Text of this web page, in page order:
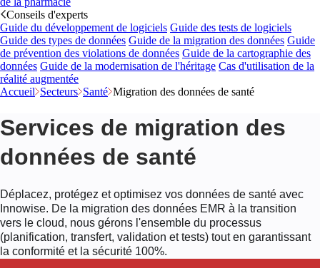
Conseils d'experts
Guide du développement de logiciels Guide des tests de logiciels
Guide des types de données Guide de la migration des données Guide
de prévention des violations de données Guide de la cartographie des
données Guide de la modernisation de l'héritage Cas d'utilisation de la
réalité augmentée
Accueil Secteurs Santé Migration des données de santé
Services de migration des
données de santé
Déplacez, protégez et optimisez vos données de santé avec
Innowise. De la migration des données EMR à la transition
vers le cloud, nous gérons l'ensemble du processus
(planification, transfert, validation et tests) tout en garantissant
la conformité et la sécurité 100%.